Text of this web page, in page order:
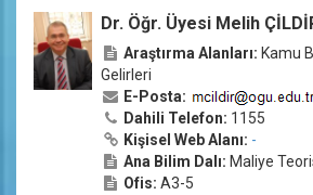
Dr. Öğr. Üyesi Melih
Araştırma Alanları: Kamu
Gelirleri
E-Posta:
Dahili Telefon: 1155
Kişisel Web Alanı: -
Ana Bilim Dalı: Maliye
Ofis: A3-5